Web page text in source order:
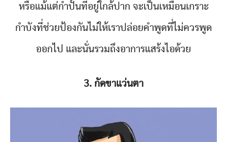
หรือแม้แต่กำปั้นที่อยู่ใกล้ปาก จะเป็นเหมือนเกราะ
กำบังที่ช่วยป้องกันไม่ให้เราปล่อยคำพูดที่ไม่ควรพูด
ออกไป และนั่นรวมถึงอาการแสร้งไอด้วย
3. กัดขาแว่นตา